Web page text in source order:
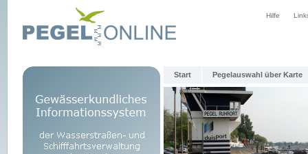
Hilfe
Start Pegelauswahl über Karte